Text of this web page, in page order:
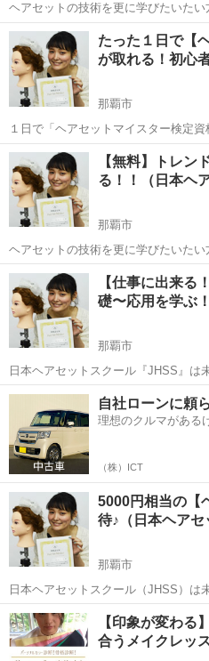
ヘアセットの技術を更に学びたいた
から学びたい方へ当スクールで学べ
す！ トレンドのヘアスタイルを実際
˘*).｡.:*♡ 現役スタイリストで...
沖縄 那覇市 ヘアメイク
たった１日で【
が取れる！初心
那覇市
１日で「ヘアセットマイスター検定
す！！ 全くの初心者からプロの経
ています。 まずは２時間のヘアセット講習を受けて頂き、その後１時
間の試験を受けて頂き資格発行という
沖縄 那覇市 ヘアメイク
【無料】トレン
る！！（日本
那覇市
ヘアセットの技術を更に学びたいたい
から学びたい方へ当スクールで学べ
す！ トレンドのヘアスタイルを実際
˘*).｡.:*♡ 現役スタイリストで...
沖縄 那覇市 ヘアメイク
【仕事に出来る
礎〜応用を学ぶ
那覇市
日本ヘアセットスクール『JHSS』は
アセットの専門知識・技術を指導す
で、自分にぴったり合ったコースを
【受講内容】 今更聞きにくい基...
沖縄 那覇市 ヘアメイク
自社ローンに頼
理想のクルマがある
（株）ICT
5000円相当の【
待♪（日本ヘア
那覇市
日本ヘアセットスクール（JHSS）は
アセットの専門知識・技術を指導す
で、自分にぴったり合ったコースを選択
キルを身に付ければいいか分か...
沖縄 那覇市 ヘアメイク
【印象が変わる
合うメイクレッ